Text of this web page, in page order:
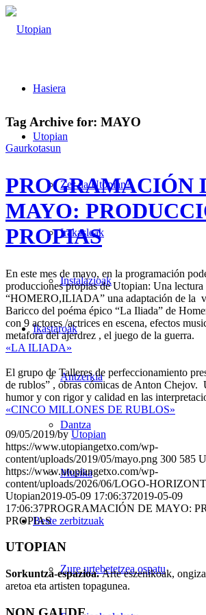
Hasiera
Utopian
Zer da Utopian?
Irakasleak
Instalazioak
Ikastaroak
Antzerkia
Dantza
Musika
Beste zerbitzuak
Zure urtebetetzea ospatu
Tag Archive for: MAYO
Gaurkotasun
PROGRAMACIÓN
MAYO:
PROPIAS
En este mes de mayo, en la programación
producciones propias de Utopian: Una lectura
“HOMERO,ILIADA” una adaptación de la
Baricco del poéma épico “La Iliada” de
con 9 actores /actrices en escena, efectos
metafora del ajerdrez , el juego de la guerra.
«LA ILIADA»
El grupo de Talleres de perfeccionamiento
de rublos” , obras cómicas de Anton Chejov.
humor y con rigor y calidad en las
«CINCO MILLONES DE RUBLOS»
09/05/2019/by Utopian
https://www.utopiangetxo.com/wp-
content/uploads/2019/05/mayo.png 300 585
https://www.utopiangetxo.com/wp-
content/uploads/2026/06/LOGO-
Utopian2019-05-09 17:06:372019-05-09
17:06:37PROGRAMACIÓN DE MAYO:
PROPIAS
UTOPIAN
Sorkuntza-espazioa.Arte eszenikoak,
aretoa eta artisten topagunea.